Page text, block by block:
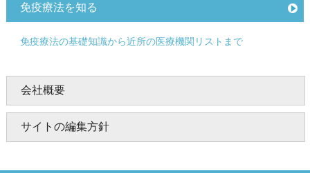
免疫療法を知る
免疫療法の基礎知識から近所の医療機関リストまで
会社概要
サイトの編集方針